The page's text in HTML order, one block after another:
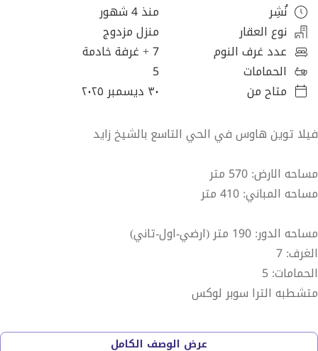
نُشِر
منذ 4 شهور
نوع العقار
منزل مزدوج
عدد غرف النوم
7+ غرفة خادمة
الحمامات
5
متاح من
٣٠ ديسمبر ٢٠٢٥
فيلا توين هاوس في الحي التاسع بالشيخ زايد
مساحه الارض: 570 متر
مساحه المباني: 410 متر
مساحه الدور: 190 متر (ارضي-اول-تاني)
الغرف: 7
الحمامات: 5
متشطبه الترا سوبر لوكس
السعر: 21,000,000 (يوجد تفاوض)
عرض الوصف الكامل